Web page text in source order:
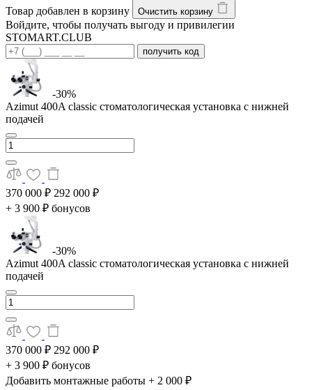
Товар добавлен в корзину Очистить корзину
Войдите, чтобы получать выгоду и привилегии
STOMART.CLUB
получить код
-30%
Azimut 400A classic стоматологическая установка с нижней
подачей
370 000 ₽ 292 000 ₽
+ 3 900 ₽ бонусов
-30%
Azimut 400A classic стоматологическая установка с нижней
подачей
370 000 ₽ 292 000 ₽
+ 3 900 ₽ бонусов
Добавить монтажные работы + 2 000 ₽